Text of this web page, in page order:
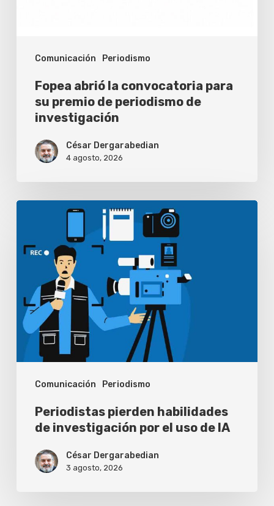
Comunicación Periodismo
investigación
Fopea abrió la convocatoria para
su premio de periodismo de
investigación
César Dergarabedian
4 agosto, 2026
Comunicación Periodismo
Periodistas
habilidades
investigación
por
el
de
Periodistas pierden habilidades
de investigación por el uso de IA
César Dergarabedian
3 agosto, 2026